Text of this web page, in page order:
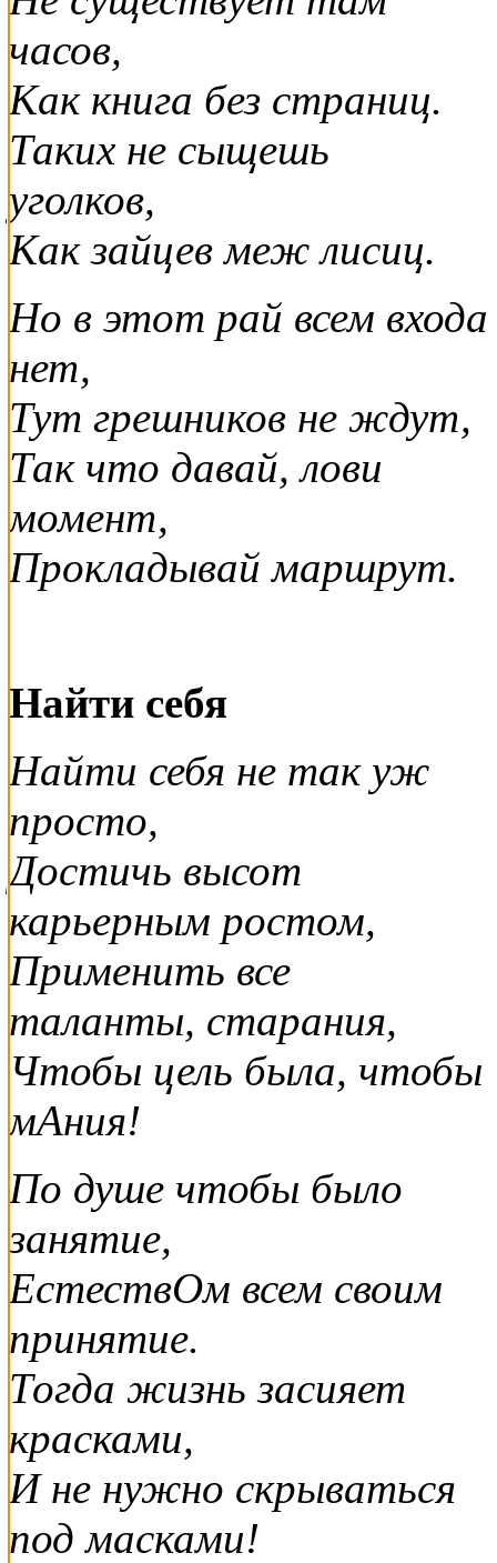
часов,
Как книга без страниц.
Таких не сыщешь
уголков,
Как зайцев меж лисиц.
Но в этот рай всем входа
нет,
Тут грешников не ждут,
Так что давай, лови
момент,
Прокладывай маршрут.
Найти себя
Найти себя не так уж
просто,
Достичь высот
карьерным ростом,
Применить все
таланты, старания,
Чтобы цель была, чтобы
мАния!
По душе чтобы было
занятие,
ЕстествОм всем своим
принятие.
Тогда жизнь засияет
красками,
И не нужно скрываться
под масками!